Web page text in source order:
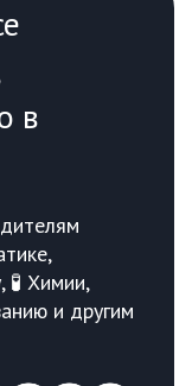
в
Химии,
и другим